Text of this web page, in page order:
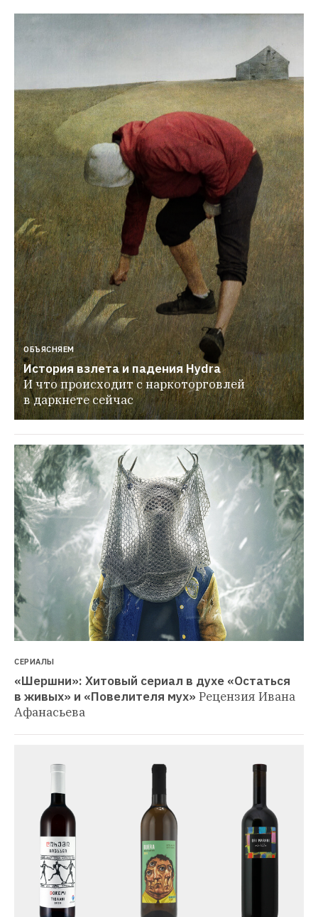
ОБЪЯСНЯЕМ
История взлета и падения Hydra
И что происходит с наркоторговлей
в даркнете сейчас
СЕРИАЛЫ
«Шершни»: Хитовый сериал в духе «Остаться
в живых» и «Повелителя мух» Рецензия Ивана
Афанасьева